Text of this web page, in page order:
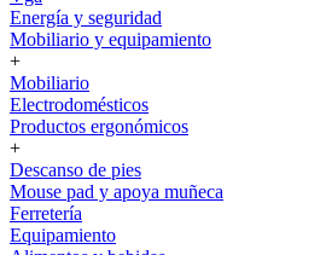
Energía y seguridad
Mobiliario y equipamiento
+
Mobiliario
Electrodomésticos
Productos ergonómicos
+
Descanso de pies
Mouse pad y apoya muñeca
Ferretería
Equipamiento